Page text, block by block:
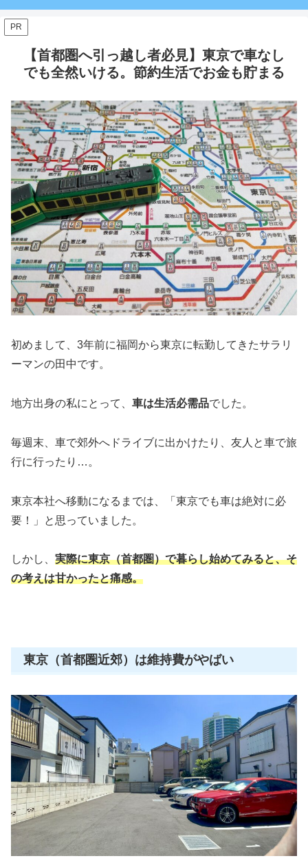
PR
【首都圏へ引っ越し者必見】東京で車なし
でも全然いける。節約生活でお金も貯まる
初めまして、3年前に福岡から東京に転勤してきたサラリ
ーマンの田中です。
地方出身の私にとって、 車は生活必需品でした。
毎週末、車で郊外へドライブに出かけたり、友人と車で旅
行に行ったり…。
東京本社へ移動になるまでは、「東京でも車は絶対に必
要！」と思っていました。
しかし、 実際に東京（首都圏）で暮らし始めてみると、そ
の考えは甘かったと痛感。
東京（首都圏近郊）は維持費がやばい